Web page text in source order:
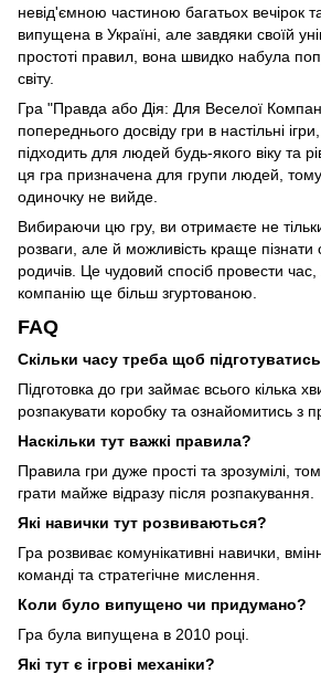
невід'ємною частиною багатьох вечірок
випущена в Україні, але завдяки своїй
простоті правил, вона швидко набула
світу.
Гра "Правда або Дія: Для Веселої
попереднього досвіду гри в настільні
підходить для людей будь-якого віку та
ця гра призначена для групи людей, тому
одиночку не вийде.
Вибираючи цю гру, ви отримаєте не
розваги, але й можливість краще пізнати
родичів. Це чудовий спосіб провести
компанію ще більш згуртованою.
FAQ
Скільки часу треба щоб
Підготовка до гри займає всього кілька
розпакувати коробку та ознайомитись з
Наскільки тут важкі правила?
Правила гри дуже прості та зрозумілі,
грати майже відразу після розпакування.
Які навички тут розвиваються?
Гра розвиває комунікативні навички,
команді та стратегічне мислення.
Коли було випущено чи придумано?
Гра була випущена в 2010 році.
Які тут є ігрові механіки?